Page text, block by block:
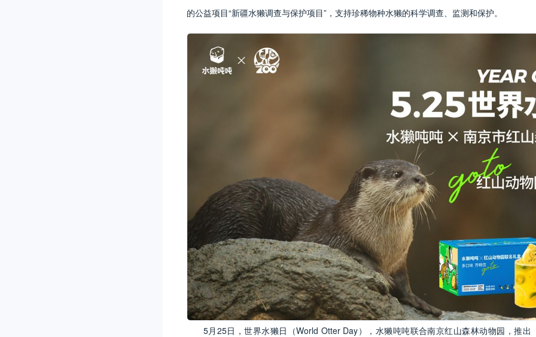
的公益项目“新疆水獭调查与保护项目”，支持珍稀物种水獭的科学调查、监测和保护。
5月25日，世界水獭日（World Otter Day），水獭吨吨联合南京红山森林动物园，推出